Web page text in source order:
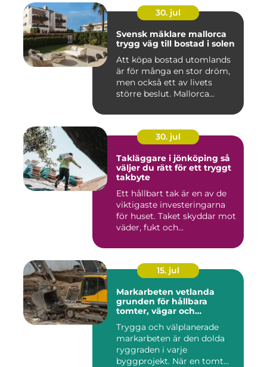
30. jul
Svensk mäklare mallorca
trygg väg till bostad i solen
Att köpa bostad utomlands
är för många en stor dröm,
men också ett av livets
större beslut. Mallorca...
30. jul
Takläggare i jönköping så
väljer du rätt för ett tryggt
takbyte
Ett hållbart tak är en av de
viktigaste investeringarna
för huset. Taket skyddar mot
väder, fukt och...
15. jul
Markarbeten vetlanda
grunden för hållbara
tomter, vägar och
Trygga och välplanerade
markarbeten är den dolda
ryggraden i varje
byggprojekt. När en tomt